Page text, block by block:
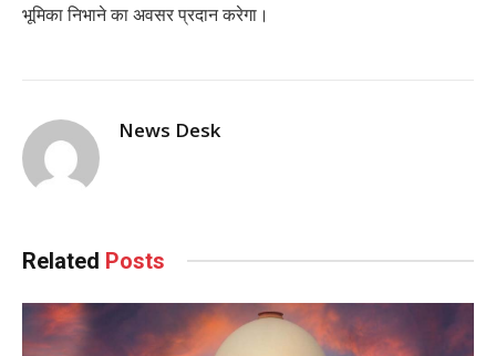
भूमिका निभाने का अवसर प्रदान करेगा।
News Desk
Related Posts